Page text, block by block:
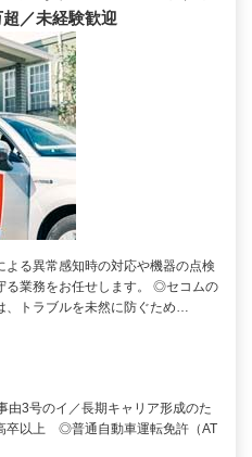
／未経験歓迎
よる異常感知時の対応や機器の点検
る業務をお任せします。 ◎セコムの
、トラブルを未然に防ぐため…
由3号のイ／長期キャリア形成のた
卒以上 ◎普通自動車運転免許（AT